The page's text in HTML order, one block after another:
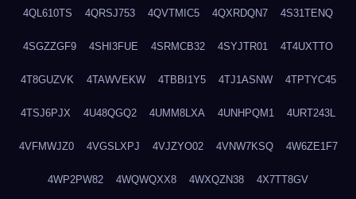
4QL610TS 4QRSJ753 4QVTMIC5 4QXRDQN7 4S31TENQ
4SGZZGF9 4SHI3FUE 4SRMCB32 4SYJTR01 4T4UXTTO
4T8GUZVK 4TAWVEKW 4TBBI1Y5 4TJ1ASNW 4TPTYC45
4TSJ6PJX 4U48QGQ2 4UMM8LXA 4UNHPQM1 4URT243L
4VFMWJZ0 4VGSLXPJ 4VJZYO02 4VNW7KSQ 4W6ZE1F7
4WP2PW82 4WQWQXX8 4WXQZN38 4X7TT8GV